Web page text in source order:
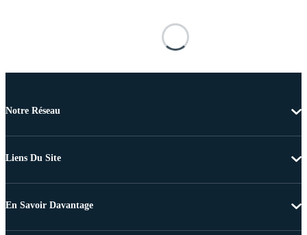
Notre Réseau
Liens Du Site
En Savoir Davantage